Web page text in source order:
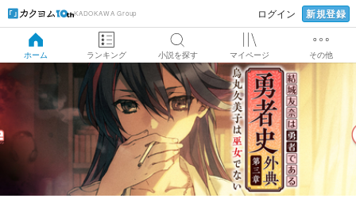
KADOKAWA Group ログイン 新規登録
ホーム ランキング 小説を探す マイページ その他